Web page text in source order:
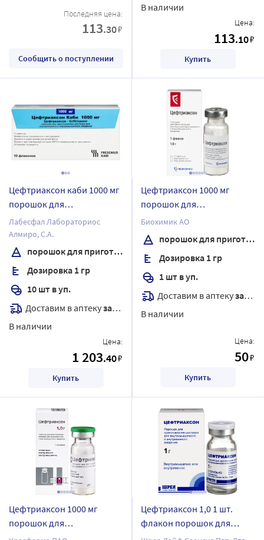
Последняя цена:
113.30₽
Сообщить о поступлении
В наличии
Цена:
113.10₽
Купить
Цефтриаксон каби 1000 мг
порошок для
приготовления раствора
для внутривенного и
внутримышечного
введения 10 шт.
Лабесфал Лабораториос
Алмиро, С.А.
порошок для приготовления раствора для внутривенного и внутримышечного введения
Дозировка 1 гр
10 шт в уп.
Доставим в аптекузавтра
В наличии
Цена:
1 203.40₽
Купить
Цефтриаксон 1000 мг
порошок для
приготовления раствора
для внутривенного и
внутримышечного
введения флакон 1 шт.
комплектность флакон
Биохимик АО
порошок для приготовления раствора для внутривенного и внутримышечного введения
Дозировка 1 гр
1 шт в уп.
Доставим в аптекузавтра
В наличии
Цена:
50₽
Купить
Цефтриаксон 1000 мг
порошок для
приготовления раствора
Цефтриаксон 1,0 1 шт.
флакон порошок для
приготовления раствора